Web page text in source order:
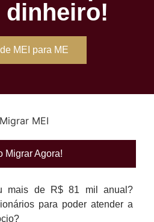
dinheiro!
MEI para ME
Migrar Agora!
mais de R$ 81 mil anual?
para poder atender a